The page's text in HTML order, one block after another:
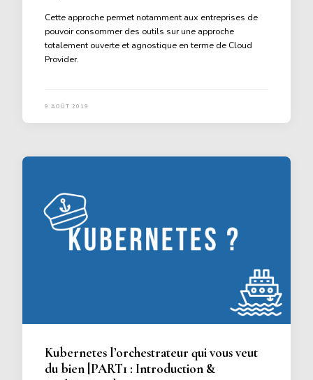
Cette approche permet notamment aux entreprises de
pouvoir consommer des outils sur une approche
totalement ouverte et agnostique en terme de Cloud
Provider.
9 AOÛT 2019
Kubernetes l’orchestrateur qui vous veut
du bien [PART1 : Introduction &